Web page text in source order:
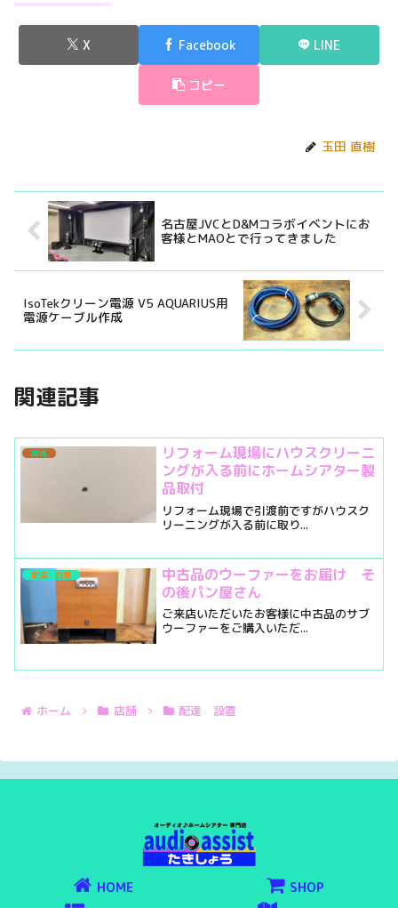
X Facebook LINE
コピー
玉田 直樹
名古屋JVCとD&Mコラボイベントにお
客様とMAOとで行ってきました
IsoTekクリーン電源 V5 AQUARIUS用
電源ケーブル作成
関連記事
現場
リフォーム現場にハウスクリーニ
ングが入る前にホームシアター製
品取付
リフォーム現場で引渡前ですがハウスク
リーニングが入る前に取り...
配達 設置
中古品のウーファーをお届け そ
の後パン屋さん
ご来店いただいたお客様に中古品のサブ
ウーファーをご購入いただ...
ホーム 店舗 配達 設置
HOME
SHOP